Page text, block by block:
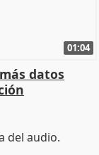
01:04
datos